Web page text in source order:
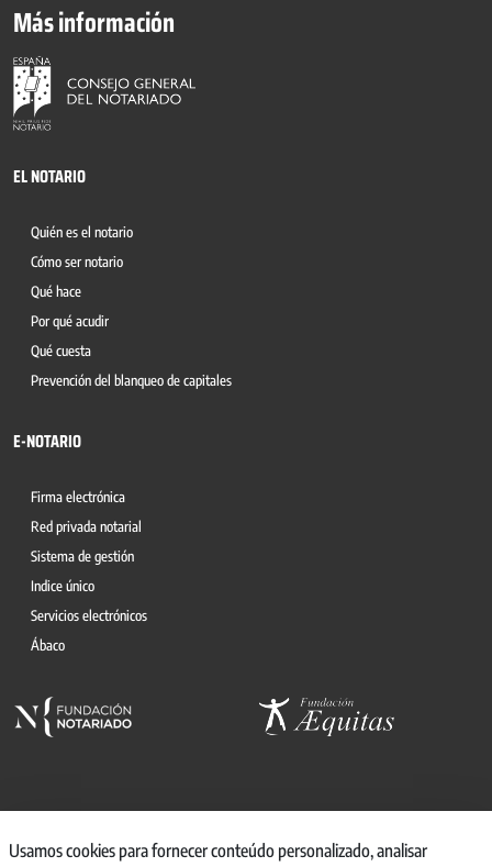
Más información
EL NOTARIO
Quién es el notario
Cómo ser notario
Qué hace
Por qué acudir
Qué cuesta
Prevención del blanqueo de capitales
E-NOTARIO
Firma electrónica
Red privada notarial
Sistema de gestión
Indice único
Servicios electrónicos
Ábaco
© 2026, CONSEJO GENERAL DEL NOTARIO
Usamos cookies para fornecer conteúdo personalizado, analisar